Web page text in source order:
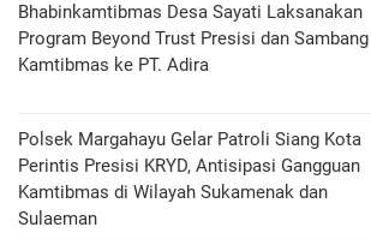
Bhabinkamtibmas Desa Sayati Laksanakan
Program Beyond Trust Presisi dan Sambang
Kamtibmas ke PT. Adira
Polsek Margahayu Gelar Patroli Siang Kota
Perintis Presisi KRYD, Antisipasi Gangguan
Kamtibmas di Wilayah Sukamenak dan
Sulaeman